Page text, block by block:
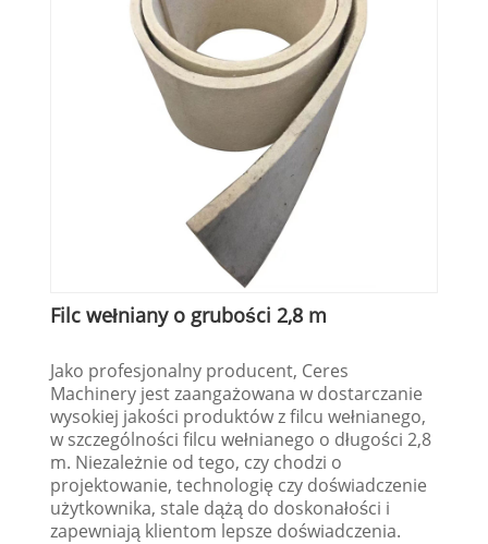
Filc wełniany o grubości 2,8 m
Jako profesjonalny producent, Ceres
Machinery jest zaangażowana w dostarczanie
wysokiej jakości produktów z filcu wełnianego,
w szczególności filcu wełnianego o długości 2,8
m. Niezależnie od tego, czy chodzi o
projektowanie, technologię czy doświadczenie
użytkownika, stale dążą do doskonałości i
zapewniają klientom lepsze doświadczenia.